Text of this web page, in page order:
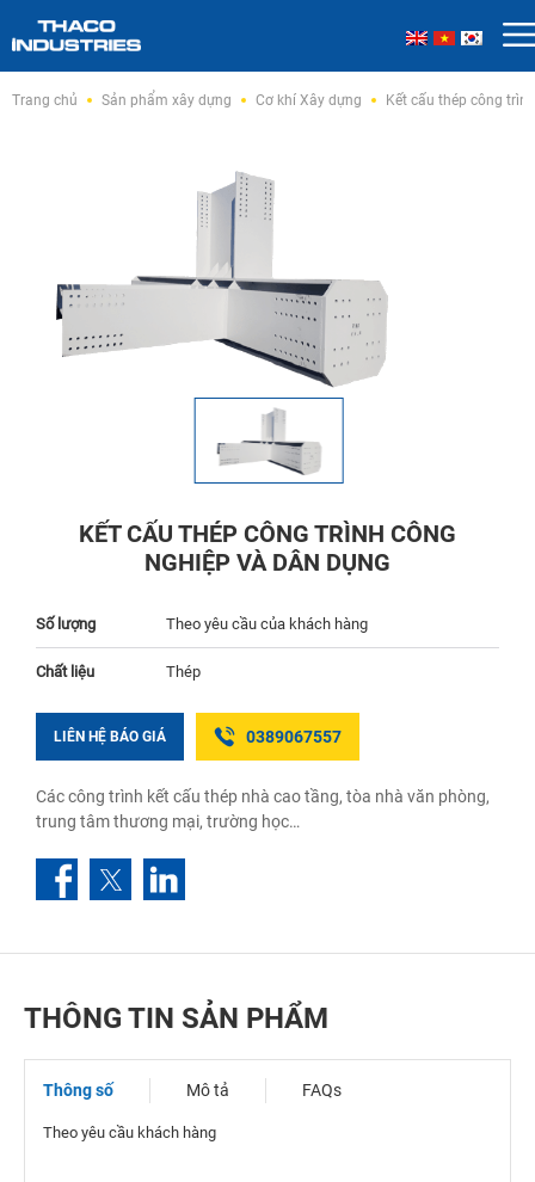
Trang chủ Sản phẩm xây dựng Cơ khí Xây dựng Kết cấu thép công
KẾT CẤU THÉP CÔNG TRÌNH CÔNG
NGHIỆP VÀ DÂN DỤNG
Số lượng Theo yêu cầu của khách hàng
Chất liệu Thép
LIÊN HỆ BÁO GIÁ 0389067557
Các công trình kết cấu thép nhà cao tầng, tòa nhà văn phòng,
trung tâm thương mại, trường học…
THÔNG TIN SẢN PHẨM
Thông số Mô tả FAQs
Theo yêu cầu khách hàng